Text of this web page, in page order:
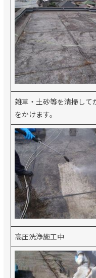
雑草・土砂等を清掃して
をかけます。
高圧洗浄施工中